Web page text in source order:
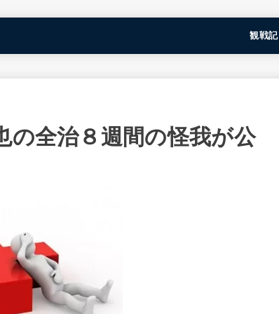
観戦記
の全治８週間の怪我が公